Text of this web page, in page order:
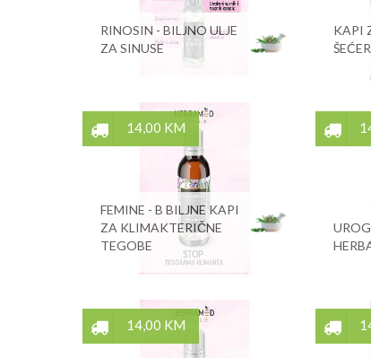
RINOSIN - BILJNO ULJE
ZA SINUSE
KAPI
14,00 KM
FEMINE - B BILJNE KAPI
ZA KLIMAKTERIČNE
TEGOBE
14,00 KM